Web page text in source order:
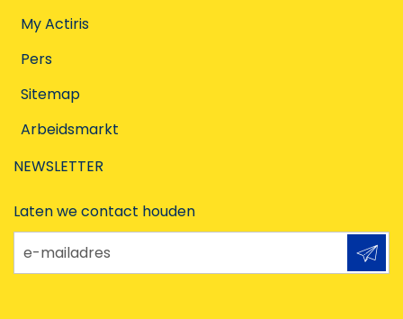
My Actiris
Pers
Sitemap
Arbeidsmarkt
NEWSLETTER
Laten we contact houden
e-mailadres